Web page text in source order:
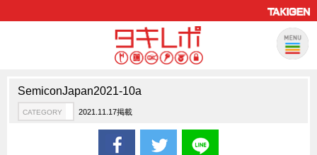
CATEGORY
新製品ロケットニュース
SemiconJapan2021-10a
CATEGORY 2021.11.17掲載